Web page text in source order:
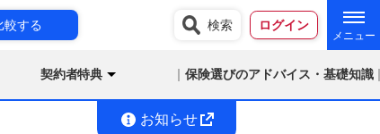
較する 検索 ログイン
契約者特典 保険選びのアドバイス・基礎知識
お知らせ